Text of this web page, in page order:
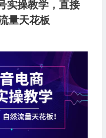
实操教学，直接
量天花板